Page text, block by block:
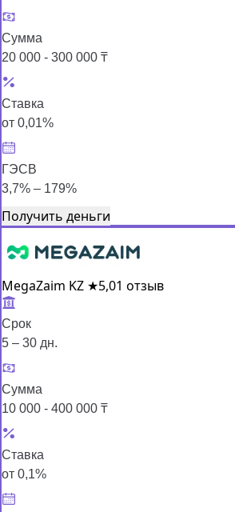
Сумма
20 000 - 300 000 ₸
Ставка
от 0,01%
ГЭСВ
3,7% – 179%
Получить деньги
MegaZaim KZ ★5,01 отзыв
Срок
5 – 30 дн.
Сумма
10 000 - 400 000 ₸
Ставка
от 0,1%